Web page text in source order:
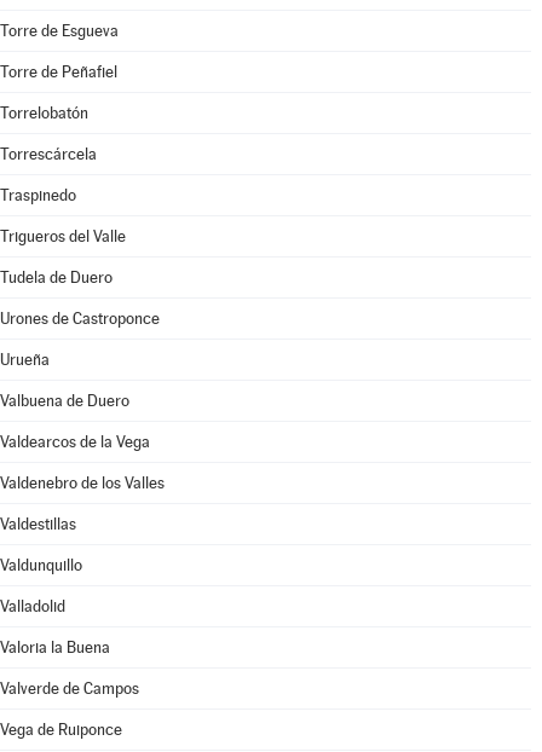
Torre de Esgueva
Torre de Peñafiel
Torrelobatón
Torrescárcela
Traspinedo
Trigueros del Valle
Tudela de Duero
Urones de Castroponce
Urueña
Valbuena de Duero
Valdearcos de la Vega
Valdenebro de los Valles
Valdestillas
Valdunquillo
Valladolid
Valoria la Buena
Valverde de Campos
Vega de Ruiponce